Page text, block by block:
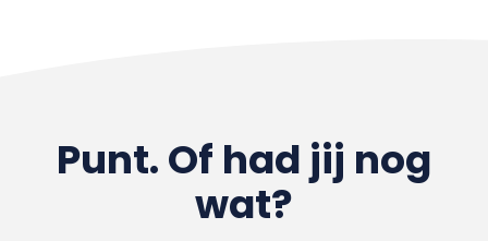
Punt. Of had jij nog
wat?